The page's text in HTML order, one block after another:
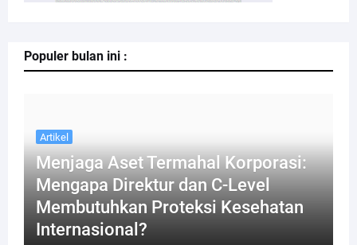
Populer bulan ini :
Artikel
Menjaga Aset Termahal Korporasi:
Mengapa Direktur dan C-Level
Membutuhkan Proteksi Kesehatan
Internasional?